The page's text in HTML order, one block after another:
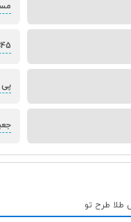
طلا طرح تو